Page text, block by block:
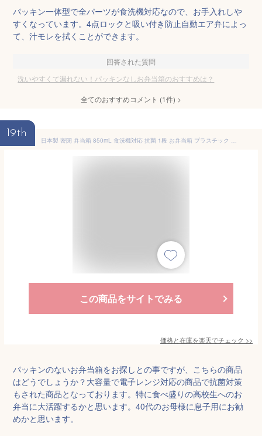
パッキン一体型で全パーツが食洗機対応なので、お手入れしや
すくなっています。4点ロックと吸い付き防止自動エア弁によっ
て、汁モレを拭くことができます。
回答された質問
洗いやすくて漏れない！パッキンなしお弁当箱のおすすめは？
全てのおすすめコメント (1件) >
19th
日本製 密閉 弁当箱 850mL 食洗機対応 抗菌 1段 お弁当箱 プラスチック 乾燥機対応 電子レンジ対応 大きめ 仕切り付 箸付き 中フタ付き パッキンなし 防汚剤 漏れにくい 4点ロック ランチボックス 高校生 大人用 大人 シンプル BPAフリー ロックフォー | OSK L/F no2 BL25H
この商品をサイトでみる
価格と在庫を楽天でチェック >>
パッキンのないお弁当箱をお探しとの事ですが、こちらの商品
はどうでしょうか？大容量で電子レンジ対応の商品で抗菌対策
もされた商品となっております。特に食べ盛りの高校生へのお
弁当に大活躍するかと思います。40代のお母様に息子用にお勧
めかと思います。